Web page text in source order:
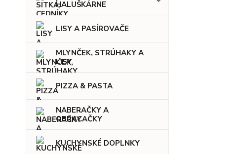
HALUŠKÁRNE
LISY A PASÍROVAČE
MLYNČEK, STRÚHAKY A
LISY
PIZZA & PASTA
NABERAČKY A
OBRACAČKY
KUCHYNSKÉ DOPLNKY